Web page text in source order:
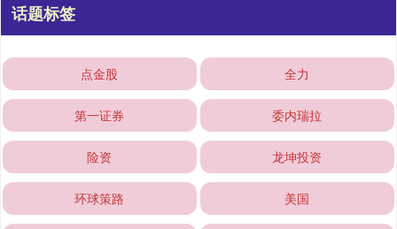
话题标签
点金股 全力
第一证券 委内瑞拉
险资 龙坤投资
环球策路 美国